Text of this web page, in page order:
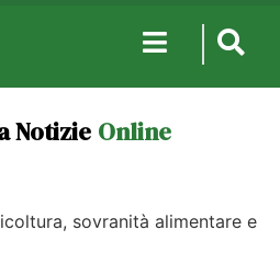
Notizie Online
sovranità alimentare e